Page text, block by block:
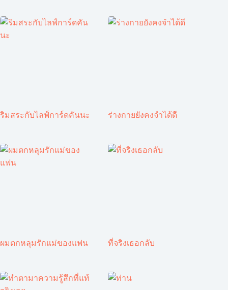
ริมสระกับไลฟ์การ์ดคันนะ ร่างกายยังคงจำได้ดี
ผมตกหลุมรักแม่ของแฟน ที่จริงเธอกลับ